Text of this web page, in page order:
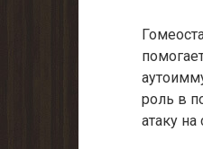
роль в
атаку